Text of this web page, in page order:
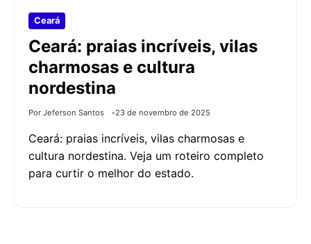
Ceará
Ceará: praias incríveis, vilas
charmosas e cultura
nordestina
Por Jeferson Santos 23 de novembro de 2025
Ceará: praias incríveis, vilas charmosas e
cultura nordestina. Veja um roteiro completo
para curtir o melhor do estado.